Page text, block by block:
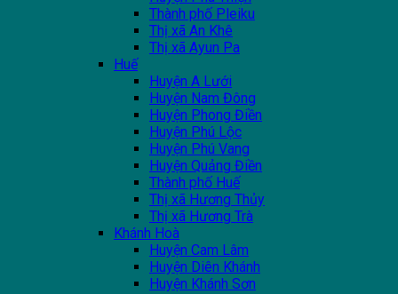
Thành phố Pleiku
Thị xã An Khê
Thị xã Ayun Pa
Huế
Huyện A Lưới
Huyện Nam Đông
Huyện Phong Điền
Huyện Phú Lộc
Huyện Phú Vang
Huyện Quảng Điền
Thành phố Huế
Thị xã Hương Thủy
Thị xã Hương Trà
Khánh Hoà
Huyện Cam Lâm
Huyện Diên Khánh
Huyện Khánh Sơn